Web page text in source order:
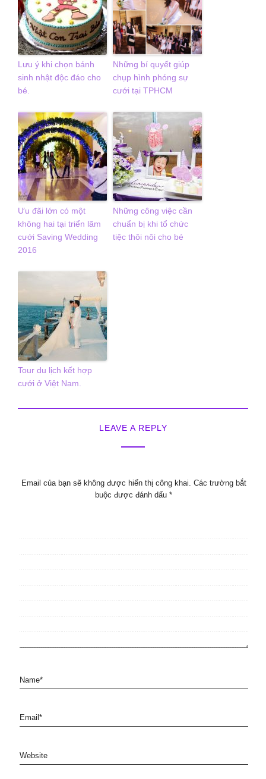
Lưu ý khi chọn bánh
sinh nhật độc đáo cho
bé.
Những bí quyết giúp
chụp hình phóng sự
cưới tại TPHCM
Ưu đãi lớn có một
không hai tại triển lãm
cưới Saving Wedding
2016
Những công việc cần
chuẩn bị khi tổ chức
tiệc thôi nôi cho bé
Tour du lịch kết hợp
cưới ở Việt Nam.
LEAVE A REPLY
Email của bạn sẽ không được hiển thị công khai. Các trường bắt
buộc được đánh dấu*